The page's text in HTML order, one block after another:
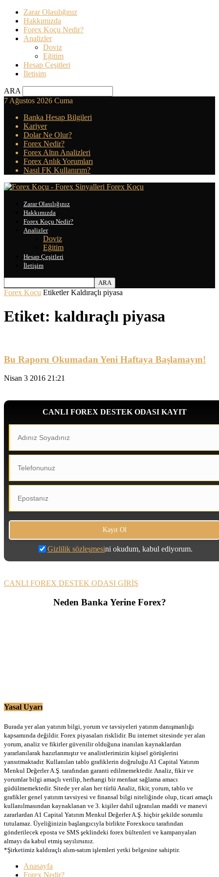
Zarar Olasılığınız
Hakkımızda
Forex Koçu Nedir?
Analizler
Doviz
Eğitim
Hesap Çeşitleri
İletişim
ARA
7 Ağustos 2026 Cuma
Banka Hesap Bilgileri
Kariyer
Dolar Ne Olur?
Forex Nedir?
Forex Altın Analizleri
Forex Anlık Yorumları
Nasıl FK Kullanırım?
Forex Koçu
Zarar Olasılığınız
Hakkımızda
Forex Koçu Nedir?
Analizler
Doviz
Eğitim
Hesap Çeşitleri
İletişim
Forex Koçu Etiketler Kaldıraçlı piyasa
Etiket: kaldıraçlı piyasa
Bu Raporu Okumadan Yeni Haftaya Başlamayın!
Nisan 3 2016 21:21
CANLI FOREX DESTEK ODASI KAYIT
Gizlilik sözleşmesini okudum, kabul ediyorum.
CANLI FOREX DESTEK ODASI GİRİŞ
Neden Banka Yerine Forex?
Yasal Uyarı
Burada yer alan yatırım bilgi, yorum ve tavsiyeleri yatırım danışmanlığı
kapsamında değildir. Forex piyasaları risklidir. Bu internet sitesinde yer alan
yorum, analiz ve fikirler güvenilir olduğuna inanılan kaynaklardan
yararlanılarak hazırlanmıştır ve analistlerimizin kişisel görüşlerini
yansıtmaktadır. Kullanılan tablo grafiklerin doğruluğu A1 Capital Yatırım
Menkul Değerler A.Ş. tarafından garanti edilmemektedir. Analiz, fikir ve
yorumlar bilgi amaçlı verilip, herhangi bir menfaat sağlama amacı
güdülmemektedir. Sitede yer alan her türlü Analiz, fikir, yorum, tablo ve
grafikler genel yatırım tavsiyesi ve finansal bilgi niteliğinde olup, ticari amaçlı
kullanılmasından kaynaklanan ve 3. kişiler dahil uğranılan maddi ve manevi
zararlardan A1 Capital Yatırım Menkul Değerler A.Ş. hiçbir şekilde sorumlu
tutulamaz. Üyeliğinizin başlangıcıyla birlikte Forexkocu tarafından
gönderilecek eposta ve SMS şeklindeki forex bültenleri ve kampanyaları
almayı da kabul etmiş sayılırsınız.
*Şirketimiz kaldıraçlı alım-satım işlemleri yetki belgesine sahiptir.
Anasayfa
Forex Nedir?